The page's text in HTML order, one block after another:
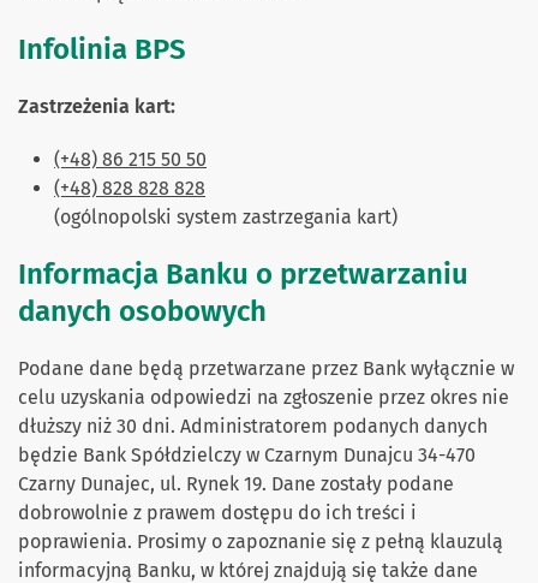
Infolinia BPS
Zastrzeżenia kart:
(+48) 86 215 50 50
(+48) 828 828 828
(ogólnopolski system zastrzegania kart)
Informacja Banku o przetwarzaniu
danych osobowych
Podane dane będą przetwarzane przez Bank wyłącznie w
celu uzyskania odpowiedzi na zgłoszenie przez okres nie
dłuższy niż 30 dni. Administratorem podanych danych
będzie Bank Spółdzielczy w Czarnym Dunajcu 34-470
Czarny Dunajec, ul. Rynek 19. Dane zostały podane
dobrowolnie z prawem dostępu do ich treści i
poprawienia. Prosimy o zapoznanie się z pełną klauzulą
informacyjną Banku, w której znajdują się także dane